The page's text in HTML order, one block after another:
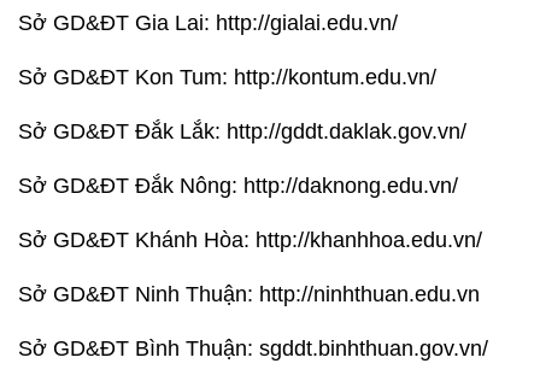
Sở GD&ĐT Gia Lai: http://gialai.edu.vn/
Sở GD&ĐT Kon Tum: http://kontum.edu.vn/
Sở GD&ĐT Đắk Lắk: http://gddt.daklak.gov.vn/
Sở GD&ĐT Đắk Nông: http://daknong.edu.vn/
Sở GD&ĐT Khánh Hòa: http://khanhhoa.edu.vn/
Sở GD&ĐT Ninh Thuận: http://ninhthuan.edu.vn
Sở GD&ĐT Bình Thuận: sgddt.binhthuan.gov.vn/